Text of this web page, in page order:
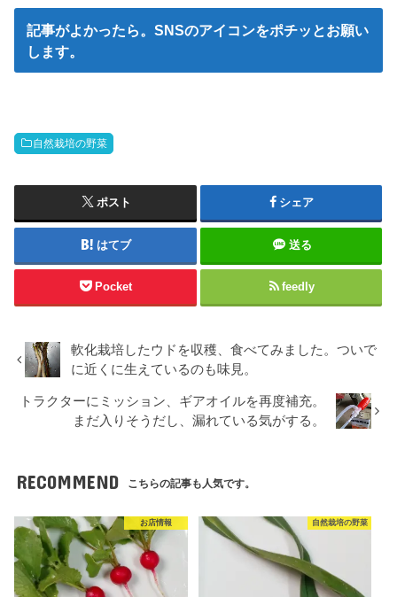
記事がよかったら。SNSのアイコンをポチッとお願い
します。
自然栽培の野菜
ポスト シェア
はてブ 送る
Pocket feedly
軟化栽培したウドを収穫、食べてみました。ついで
に近くに生えているのも味見。
トラクターにミッション、ギアオイルを再度補充。
まだ入りそうだし、漏れている気がする。
RECOMMEND こちらの記事も人気です。
お店情報 自然栽培の野菜